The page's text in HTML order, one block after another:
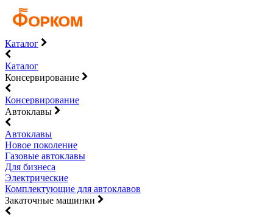
Каталог
Каталог
Консервирование
Консервирование
Автоклавы
Автоклавы
Новое поколение
Газовые автоклавы
Для бизнеса
Электрические
Комплектующие для автоклавов
Закаточные машинки